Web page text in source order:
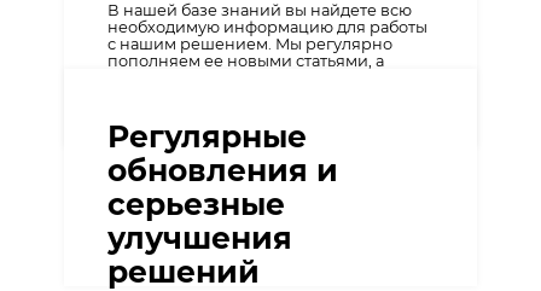
В нашей базе знаний вы найдете всю
необходимую информацию для работы
с нашим решением. Мы регулярно
пополняем ее новыми статьями, а
Регулярные
обновления и
серьезные
улучшения
решений